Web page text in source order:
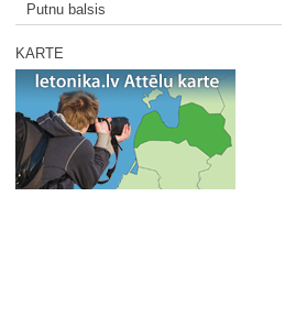
Putnu balsis
KARTE